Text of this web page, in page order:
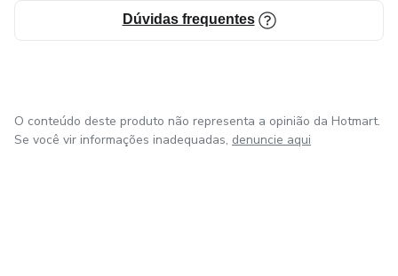
Dúvidas frequentes
O conteúdo deste produto não representa a opinião da Hotmart.
Se você vir informações inadequadas, denuncie aqui